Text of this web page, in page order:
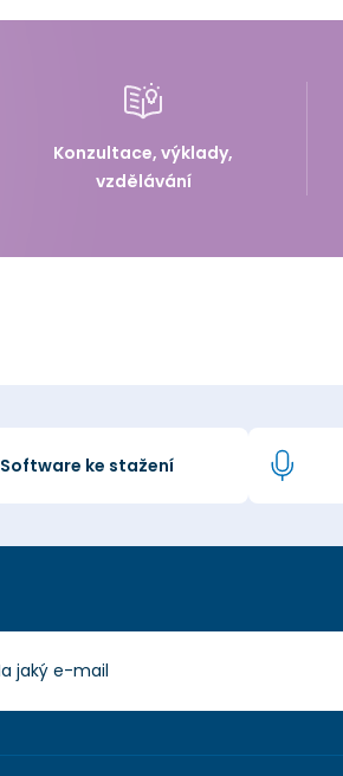
Konzultace, výklady,
vzdělávání
Software ke stažení